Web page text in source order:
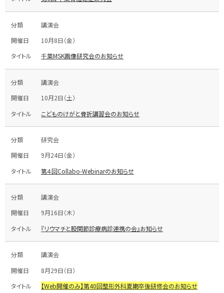
講演会
10月8日（金）
千葉MSK画像研究会のお知らせ
講演会
10月2日（土）
こどものけがと骨折講習会のお知らせ
研究会
9月24日（金）
第４回Collabo-Webinarのお知らせ
講演会
9月16日（木）
『リウマチと股関節診療病診連携の会』お知らせ
講演会
8月29日（日）
【Web開催のみ】第40回整形外科夏期卒後研修会のお知らせ